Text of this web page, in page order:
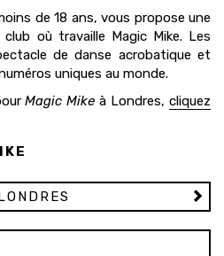
de 18 ans, vous propose une
où travaille Magic Mike. Les
de danse acrobatique et
uniques au monde.
Magic Mike à Londres,cliquez